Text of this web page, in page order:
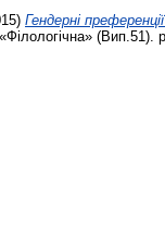
Гендерні
(Вип.51).